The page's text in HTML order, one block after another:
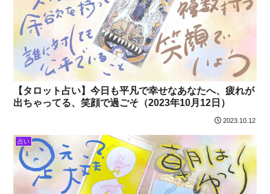
【タロット占い】今日も平凡で幸せなあなたへ、疲れが
出ちゃってる、笑顔で過ごそ（2023年10月12日）
2023.10.12
占い